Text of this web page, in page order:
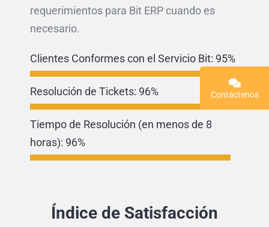
Contáctenos
requerimientos para Bit ERP cuando es
necesario.
Clientes Conformes con el Servicio Bit: 95%
Resolución de Tickets: 96%
Tiempo de Resolución (en menos de 8
horas): 96%
Índice de Satisfacción